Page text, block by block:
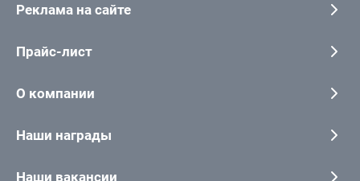
Реклама на сайте
Прайс-лист
О компании
Наши награды
Наши вакансии